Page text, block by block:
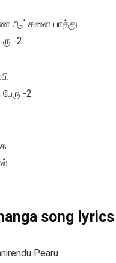
ஆட்களை பாத்து
-2
-2
song
Pearu